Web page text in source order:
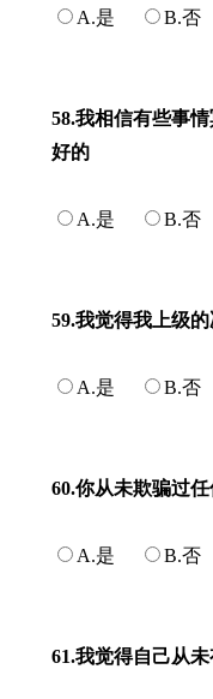
A.是 B.否
58.我相信有些事
好的
A.是 B.否
59.我觉得我上级
A.是 B.否
60.你从未欺骗过任
A.是 B.否
61.我觉得自己从